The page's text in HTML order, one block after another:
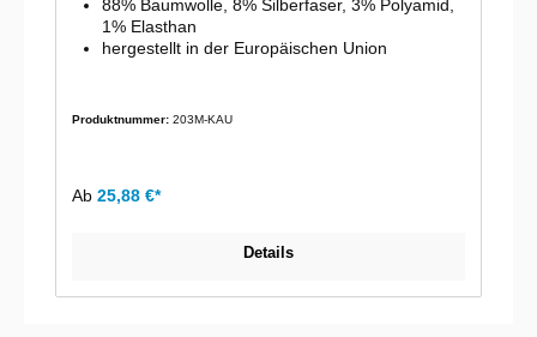
88% Baumwolle, 8% Silberfaser, 3% Polyamid,
1% Elasthan
hergestellt in der Europäischen Union
Produktnummer: 203M-KAU
Ab 25,88 €*
Details